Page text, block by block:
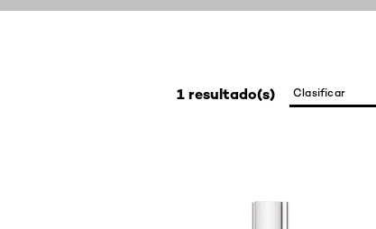
1 resultado(s)